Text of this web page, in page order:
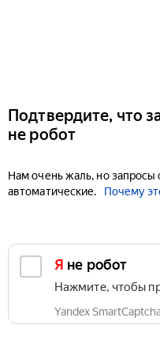
Подтвердите, что
не робот
Нам очень жаль, но запросы
автоматические.
Почему
Я не робот
Нажмите, чтобы
Yandex